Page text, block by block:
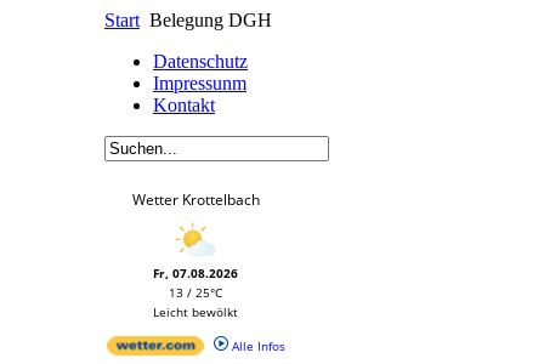
Start Belegung DGH
Datenschutz
Impressunm
Kontakt
Wetter Krottelbach
Fr, 07.08.2026
13 / 25°C
Leicht bewölkt
Alle Infos